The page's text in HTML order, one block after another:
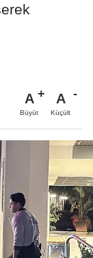
A
Büyüt
A
Küçült